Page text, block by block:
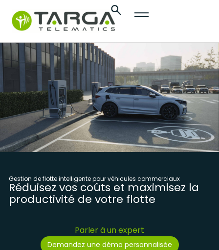
principal
Gestion de flotte intelligente pour véhicules commerciaux
Réduisez vos coûts et maximisez la
productivité de votre flotte
Parler à un expert
Demandez une démo personnalisée